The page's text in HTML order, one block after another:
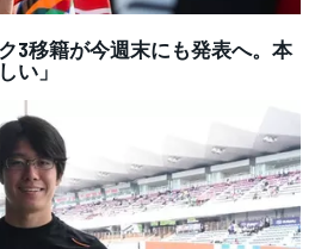
3移籍が今週末にも発表へ。本
い」